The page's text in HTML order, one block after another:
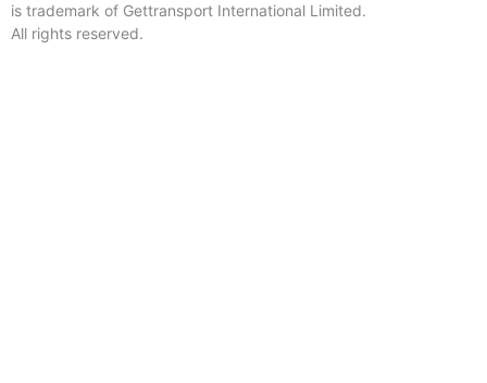
is trademark of Gettransport International Limited.
All rights reserved.